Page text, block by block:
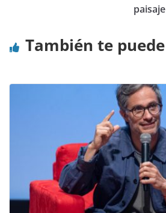
También te